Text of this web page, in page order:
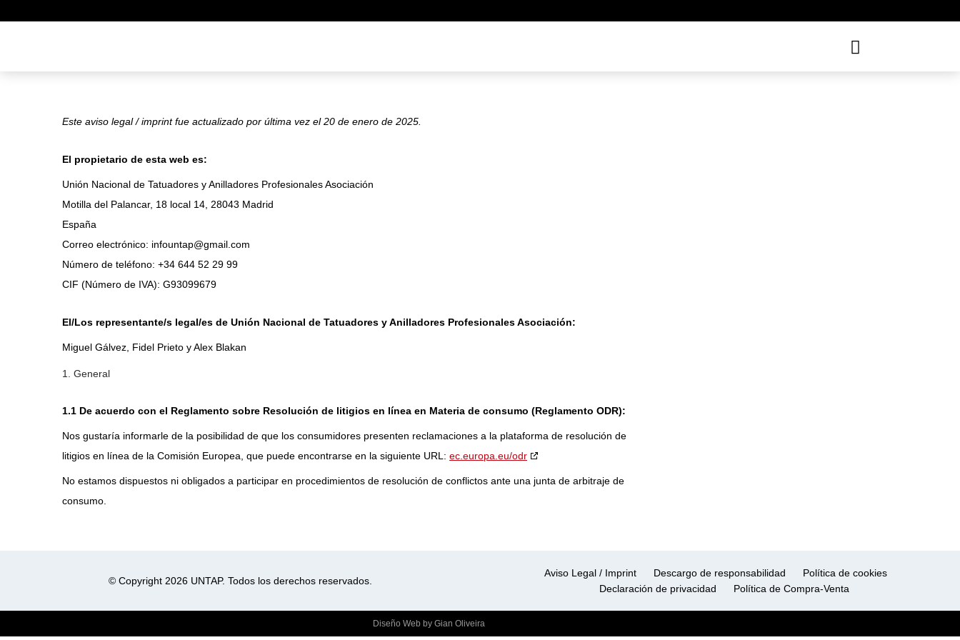
Este aviso legal / imprint fue actualizado por última vez el 20 de enero de 2025.
El propietario de esta web es:
Unión Nacional de Tatuadores y Anilladores Profesionales Asociación
Motilla del Palancar, 18 local 14, 28043 Madrid
España
Correo electrónico: infountap@gmail.com
Número de teléfono: +34 644 52 29 99
CIF (Número de IVA): G93099679
El/Los representante/s legal/es de Unión Nacional de Tatuadores y Anilladores Profesionales Asociación:
Miguel Gálvez, Fidel Prieto y Alex Blakan
1. General
1.1 De acuerdo con el Reglamento sobre Resolución de litigios en línea en Materia de consumo (Reglamento ODR):
Nos gustaría informarle de la posibilidad de que los consumidores presenten reclamaciones a la plataforma de resolución de
litigios en línea de la Comisión Europea, que puede encontrarse en la siguiente URL: ec.europa.eu/odr
No estamos dispuestos ni obligados a participar en procedimientos de resolución de conflictos ante una junta de arbitraje de
consumo.
© Copyright 2026 UNTAP. Todos los derechos reservados.
Aviso Legal / Imprint Descargo de responsabilidad
Política de cookies
Declaración de privacidad
Política de Compra-Venta
Diseño Web by Gian Oliveira